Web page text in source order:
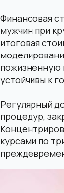
Финансовая
мужчин при
итоговая
пожизненную
устойчивы к
Регулярный
процедур,
курсами по